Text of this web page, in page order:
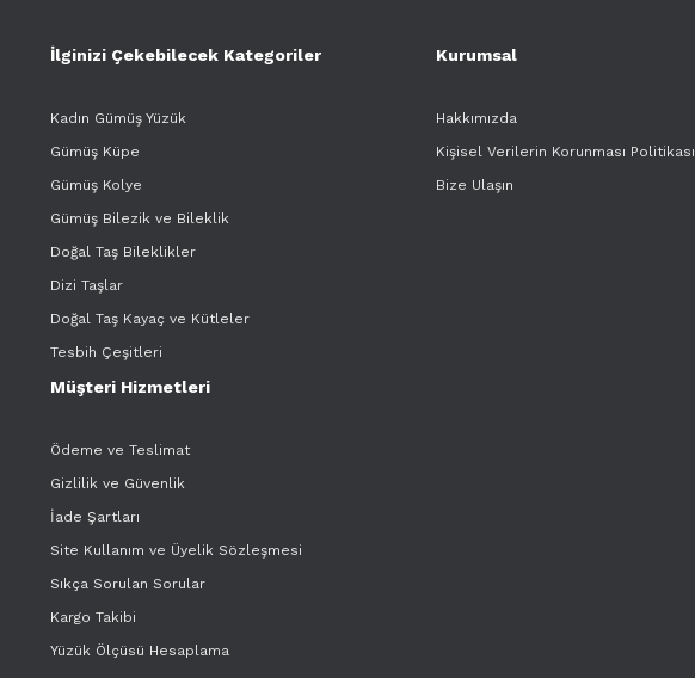
İlginizi Çekebilecek Kategoriler
Kadın Gümüş Yüzük
Gümüş Küpe
Gümüş Kolye
Gümüş Bilezik ve Bileklik
Doğal Taş Bileklikler
Dizi Taşlar
Doğal Taş Kayaç ve Kütleler
Tesbih Çeşitleri
Kurumsal
Hakkımızda
Kişisel Verilerin Korunması Politikası
Bize Ulaşın
Müşteri Hizmetleri
Ödeme ve Teslimat
Gizlilik ve Güvenlik
İade Şartları
Site Kullanım ve Üyelik Sözleşmesi
Sıkça Sorulan Sorular
Kargo Takibi
Yüzük Ölçüsü Hesaplama